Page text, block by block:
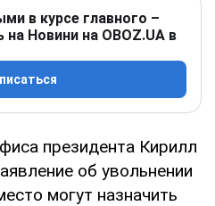
в курсе главного –
Новини на OBOZ.UA в
президента Кирилл
об увольнении
могут назначить